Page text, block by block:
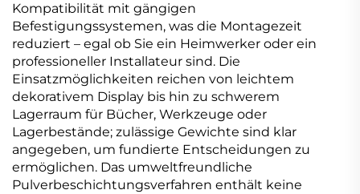
Kompatibilität mit gängigen
Befestigungssystemen, was die Montagezeit
reduziert – egal ob Sie ein Heimwerker oder ein
professioneller Installateur sind. Die
Einsatzmöglichkeiten reichen von leichtem
dekorativem Display bis hin zu schwerem
Lagerraum für Bücher, Werkzeuge oder
Lagerbestände; zulässige Gewichte sind klar
angegeben, um fundierte Entscheidungen zu
ermöglichen. Das umweltfreundliche
Pulverbeschichtungsverfahren enthält keine